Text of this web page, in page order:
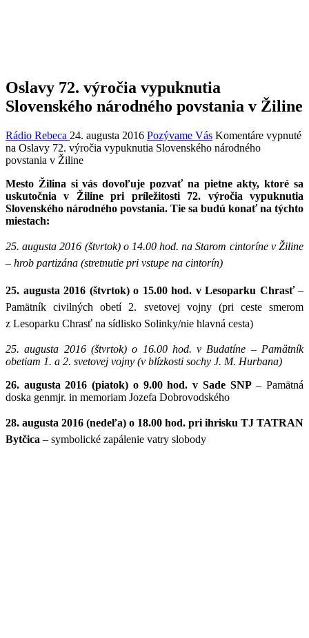
Oslavy 72. výročia vypuknutia
Slovenského národného povstania v Žiline
Rádio Rebeca 24. augusta 2016 Pozývame Vás Komentáre vypnuté
na Oslavy 72. výročia vypuknutia Slovenského národného
povstania v Žiline
Mesto Žilina si vás dovoľuje pozvať na pietne akty, ktoré sa
uskutočnia v Žiline pri príležitosti 72. výročia vypuknutia
Slovenského národného povstania. Tie sa budú konať na týchto
miestach:
25. augusta 2016 (štvrtok) o 14.00 hod. na Starom cintoríne v Žiline
– hrob partizána (stretnutie pri vstupe na cintorín)
25. augusta 2016 (štvrtok) o 15.00 hod. v Lesoparku Chrasť–
Pamätník civilných obetí 2. svetovej vojny (pri ceste smerom
z Lesoparku Chrasť na sídlisko Solinky/nie hlavná cesta)
25. augusta 2016 (štvrtok) o 16.00 hod. v Budatíne – Pamätník
obetiam 1. a 2. svetovej vojny (v blízkosti sochy J. M. Hurbana)
26. augusta 2016 (piatok) o 9.00 hod. v Sade SNP– Pamätná
doska genmjr. in memoriam Jozefa Dobrovodského
28. augusta 2016 (nedeľa) o 18.00 hod. pri ihrisku TJ TATRAN
Bytčica – symbolické zapálenie vatry slobody